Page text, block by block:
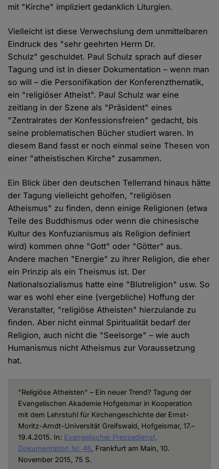
mit "Kirche" impliziert gedanklich Liturgien.
Vielleicht ist diese Verwechslung dem unmittelbaren
Eindruck des "sehr geehrten Herrn Dr.
Schulz" geschuldet. Paul Schulz sprach auf dieser
Tagung und ist in dieser Dokumentation – wenn man
so will – die Personifikation der Konferenzthematik,
ein "religiöser Atheist". Paul Schulz war eine
zeitlang in der Szene als "Präsident" eines
"Zentralrates der Konfessionsfreien" gedacht, bis
seine problematischen Bücher studiert waren. In
diesem Band fasst er noch einmal seine Thesen von
einer "atheistischen Kirche" zusammen.
Ein Blick über den deutschen Tellerrand hinaus hätte
der Tagung vielleicht geholfen, "religiösen
Atheismus" zu finden, denn einige Religionen (etwa
Teile des Buddhismus oder wenn die chinesische
Kultur des Konfuzianismus als Religion definiert
wird) kommen ohne "Gott" oder "Götter" aus.
Andere machen "Energie" zu ihrer Religion, die eher
ein Prinzip als ein Theismus ist. Der
Nationalsozialismus hatte eine "Blutreligion" usw. So
war es wohl eher eine (vergebliche) Hoffung der
Veranstalter, "religiöse Atheisten" hierzulande zu
finden. Aber nicht einmal Spiritualität bedarf der
Religion, auch nicht die "Seelsorge" – wie auch
Humanismus nicht Atheismus zur Voraussetzung
hat.
"Religiöse Atheisten" – Ein neuer Trend? Tagung der
Evangelischen Akademie Hofgeismar in Kooperation
mit dem Lehrstuhl für Kirchengeschichte der Ernst-
Moritz-Arndt-Universität Greifswald, Hofgeismar, 17.–
19.4.2015. In: Evangelischer Pressedienst,
Dokumentation Nr. 46, Frankfurt am Main, 10.
November 2015, 75 S.